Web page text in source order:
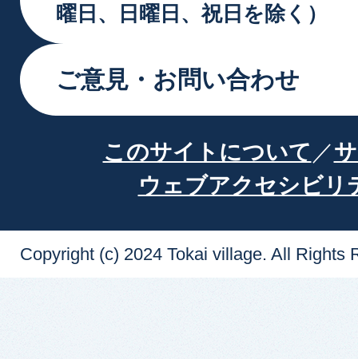
曜日、日曜日、祝日を除く）
ご意見・お問い合わせ
このサイトについて
ウェブアクセシビリ
Copyright (c) 2024 Tokai village. All Rights